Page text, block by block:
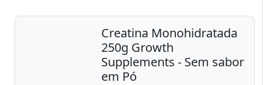
Creatina Monohidratada
250g Growth
Supplements - Sem sabor
em Pó